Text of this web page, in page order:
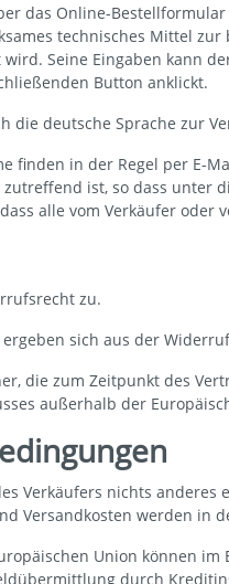
das Online-
technisches Mittel
Seine Eingaben kann
Button anklickt.
die deutsche Sprache zur
finden in der Regel per E-
ist, so dass
alle vom Verkäufer
zu.
sich aus der
die zum Zeitpunkt des
außerhalb der
Verkäufers nichts
Versandkosten werden in
Union können
durch